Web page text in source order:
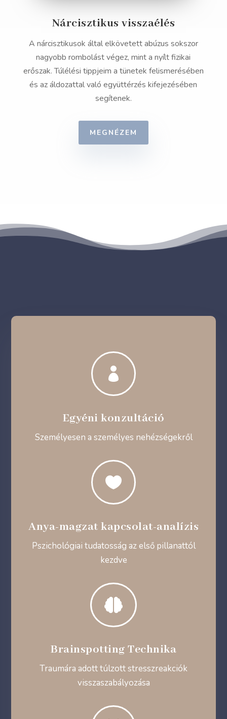
Nárcisztikus visszaélés
A nárcisztikusok által elkövetett abúzus sokszor
nagyobb rombolást végez, mint a nyílt fizikai
erőszak. Túlélési tippjeim a tünetek felismerésében
és az áldozattal való együttérzés kifejezésében
segítenek.
MEGNÉZEM

Egyéni konzultáció
Személyesen a személyes nehézségekről

Anya-magzat kapcsolat-analízis
Pszichológiai tudatosság az első pillanattól
kezdve

Brainspotting Technika
Traumára adott túlzott stresszreakciók
visszaszabályozása